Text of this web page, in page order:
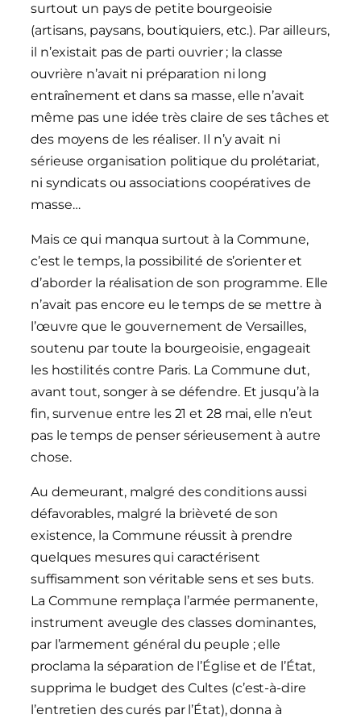
surtout un pays de petite bourgeoisie
(artisans, paysans, boutiquiers, etc.). Par ailleurs,
il n’existait pas de parti ouvrier ; la classe
ouvrière n’avait ni préparation ni long
entraînement et dans sa masse, elle n’avait
même pas une idée très claire de ses tâches et
des moyens de les réaliser. Il n’y avait ni
sérieuse organisation politique du prolétariat,
ni syndicats ou associations coopératives de
masse…
Mais ce qui manqua surtout à la Commune,
c’est le temps, la possibilité de s’orienter et
d’aborder la réalisation de son programme. Elle
n’avait pas encore eu le temps de se mettre à
l’œuvre que le gouvernement de Versailles,
soutenu par toute la bourgeoisie, engageait
les hostilités contre Paris. La Commune dut,
avant tout, songer à se défendre. Et jusqu’à la
fin, survenue entre les 21 et 28 mai, elle n’eut
pas le temps de penser sérieusement à autre
chose.
Au demeurant, malgré des conditions aussi
défavorables, malgré la brièveté de son
existence, la Commune réussit à prendre
quelques mesures qui caractérisent
suffisamment son véritable sens et ses buts.
La Commune remplaça l’armée permanente,
instrument aveugle des classes dominantes,
par l’armement général du peuple ; elle
proclama la séparation de l’Église et de l’État,
supprima le budget des Cultes (c’est-à-dire
l’entretien des curés par l’État), donna à